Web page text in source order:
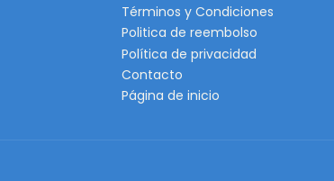
Términos y Condiciones
Politica de reembolso
Política de privacidad
Contacto
Página de inicio